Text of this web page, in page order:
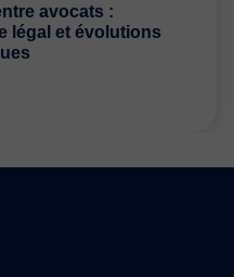
avocats :
légal et évolutions